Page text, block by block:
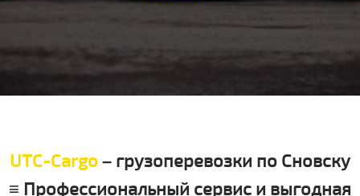
UTC-Cargo– грузоперевозки по Сновску
≡ Профессиональный сервис и выгодная